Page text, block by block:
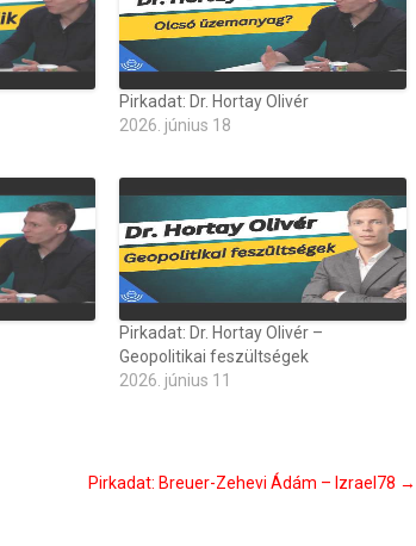
Pirkadat: Dr. Hortay Olivér
2026. június 18
Pirkadat: Dr. Hortay Olivér –
Geopolitikai feszültségek
2026. június 11
Pirkadat: Breuer-Zehevi Ádám – Izrael78 →